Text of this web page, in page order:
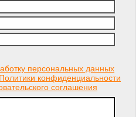
персональных данных
Политики конфиденциальности
соглашения